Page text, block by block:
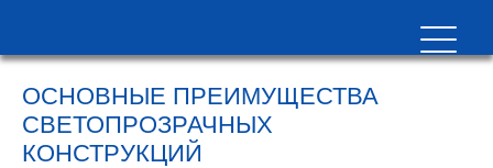
ОСНОВНЫЕ ПРЕИМУЩЕСТВА
СВЕТОПРОЗРАЧНЫХ
КОНСТРУКЦИЙ